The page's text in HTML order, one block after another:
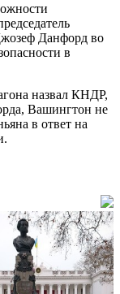
Данфорд во
в
назвал КНДР,
Вашингтон не
в ответ на